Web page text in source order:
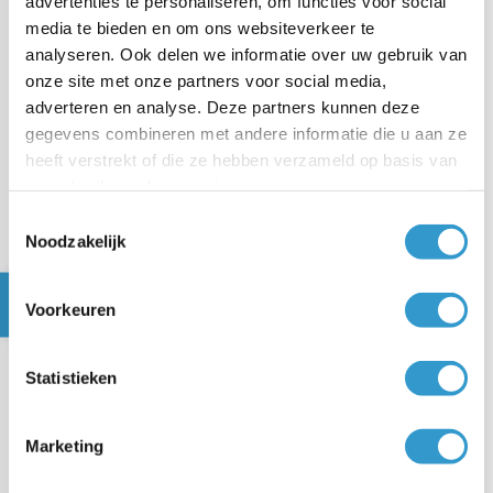
media te bieden en om ons websiteverkeer te
analyseren. Ook delen we informatie over uw gebruik van
onze site met onze partners voor social media,
adverteren en analyse. Deze partners kunnen deze
gegevens combineren met andere informatie die u aan ze
heeft verstrekt of die ze hebben verzameld op basis van
Noodzakelijk
Voorkeuren
Statistieken
Marketing
3. Duidelijke realtime rapportages
Je ziet direct hoe je bedrijf ervoor staat. Dat geeft rust,
overzicht en betere sturing.
4. Minder afhankelijk van een
boekhouder
Omdat jortt standaardwerk automatiseert, heb je vaak
minder losse boekhouderuren nodig. Dat verlaagt de
Met de app scan je bonnetjes, maak je facturen, bekijk
administratie gewoon mee.